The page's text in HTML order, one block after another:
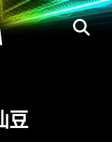
豆